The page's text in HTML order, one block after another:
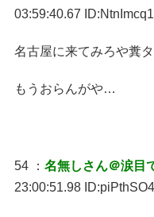
03:59:40.67
名古屋に来てみろや糞タ
もうおらんがや…
54 ： 名無しさん＠涙目
23:00:51.98